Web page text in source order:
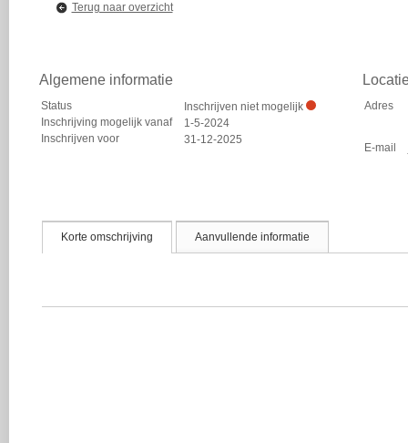
Terug naar overzicht
Algemene informatie
Status
Inschrijven niet mogelijk
Inschrijving mogelijk vanaf
1-5-2024
Inschrijven voor
31-12-2025
Adres
E-mail
Korte omschrijving Aanvullende informatie